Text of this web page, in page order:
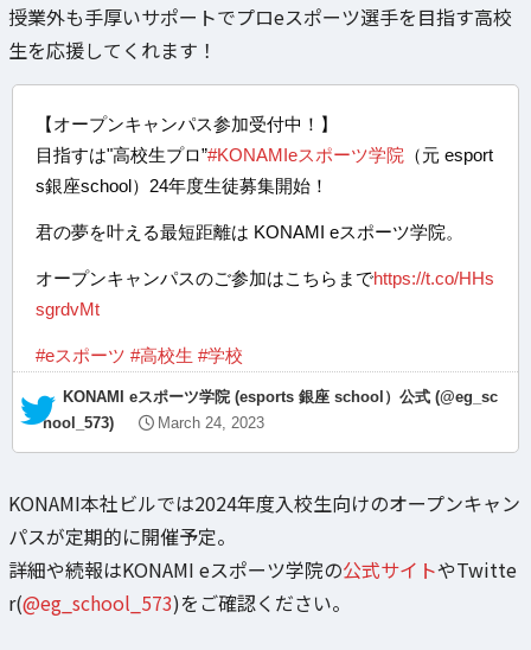
授業外も手厚いサポートでプロeスポーツ選手を目指す高校
生を応援してくれます！
【オープンキャンパス参加受付中！】
目指すは"高校生プロ”#KONAMIeスポーツ学院 （元 esport
s銀座school）24年度生徒募集開始！
君の夢を叶える最短距離は KONAMI eスポーツ学院。
オープンキャンパスのご参加はこちらまでhttps://t.co/HHs
sgrdvMt
#eスポーツ #高校生 #学校
— KONAMI eスポーツ学院 (esports 銀座 school）公式 (@eg_sc
hool_573)
March 24, 2023
KONAMI本社ビルでは2024年度入校生向けのオープンキャン
パスが定期的に開催予定。
詳細や続報はKONAMI eスポーツ学院の公式サイトやTwitte
r(@eg_school_573)をご確認ください。